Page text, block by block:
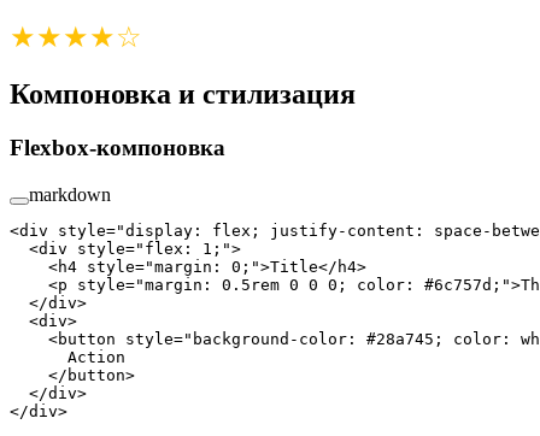
★★★★☆
Компоновка и стилизация
Flexbox-компоновка
markdown
<div style="display: flex; justify-content: space-
  <
div style="flex: 1;">
    <
h4 style="margin: 0;">Title</ h4>
    <
p style="margin: 0.5rem 0 0 0; color: #6c757d;"
  </
div>
  <
div>
    <
button style="background-color: #28a745; color:
      Action
    </
button>
  </
div>
</div>